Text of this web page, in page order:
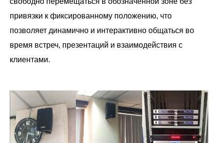
привязки к фиксированному положению, что
позволяет динамично и интерактивно общаться во
время встреч, презентаций и взаимодействия с
клиентами.